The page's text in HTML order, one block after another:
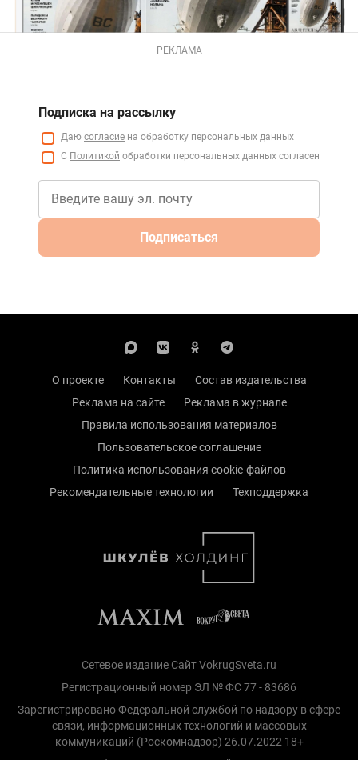
РЕКЛАМА
Подписка на рассылку
Даю согласие на обработку персональных данных
С Политикой обработки персональных данных согласен
Подписаться
О проекте Контакты
Состав издательства
Реклама на сайте
Реклама в журнале
Правила использования материалов
Пользовательское соглашение
Политика использования cookie-файлов
Рекомендательные технологии
Техподдержка
Сетевое издание Сайт VokrugSveta.ru
Регистрационный номер ЭЛ № ФС 77 - 83686
Зарегистрировано Федеральной службой по надзору в сфере
связи, информационных технологий и массовых
коммуникаций (Роскомнадзор) 26.07.2022 18+